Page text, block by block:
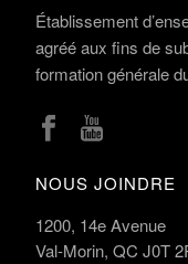
Établissement
agréé aux fins de
formation générale
NOUS JOINDRE
1200, 14e Avenue
Val-Morin, QC J0T